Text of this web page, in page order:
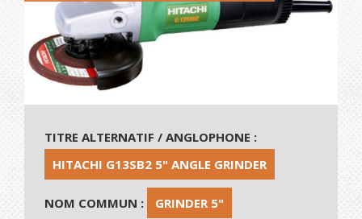
TITRE ALTERNATIF / ANGLOPHONE :
HITACHI G13SB2 5" ANGLE GRINDER
NOM COMMUN : GRINDER 5"